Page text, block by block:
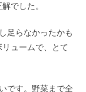
でした。
足らなかったかも
ュームで、とて
です。野菜まで全